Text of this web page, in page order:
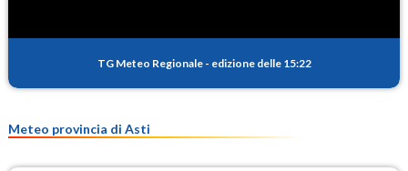
TG Meteo Regionale - edizione delle 15:22
Meteo provincia di Asti